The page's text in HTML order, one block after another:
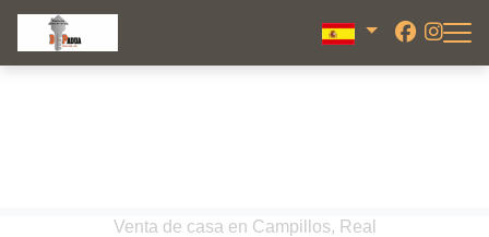
Venta de casa en Campillos, Real